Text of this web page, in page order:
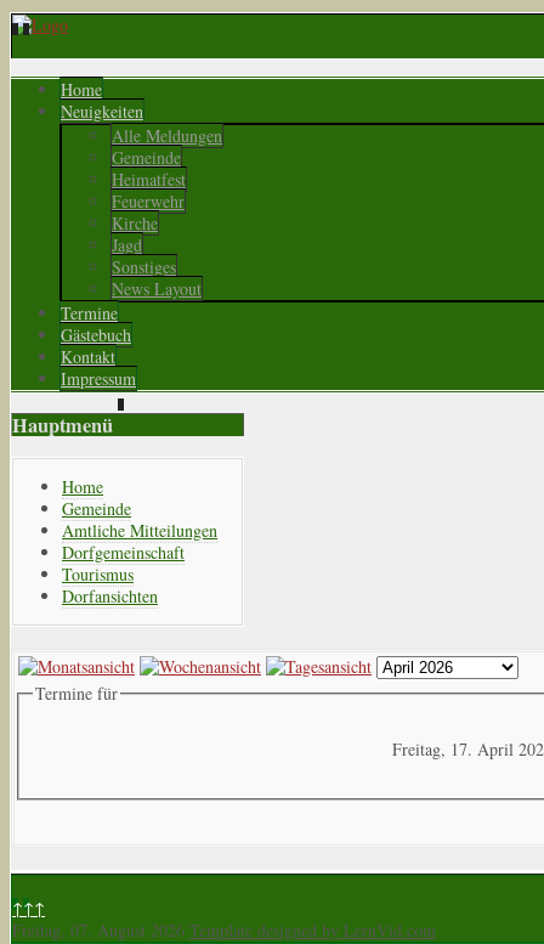
Home
Neuigkeiten
Alle Meldungen
Gemeinde
Heimatfest
Feuerwehr
Kirche
Jagd
Sonstiges
News Layout
Termine
Gästebuch
Kontakt
Impressum
Hauptmenü
Home
Gemeinde
Amtliche Mitteilungen
Dorfgemeinschaft
Tourismus
Dorfansichten
Termine für
Freitag, 17. April
↑↑↑
Freitag, 07. August 2026 Template designed by LernVid.com